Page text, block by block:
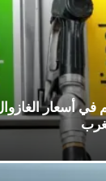
بـ 1 درهم في أسعار